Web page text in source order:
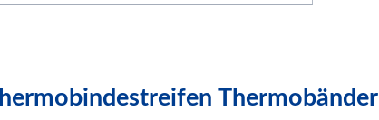
Thermobänder